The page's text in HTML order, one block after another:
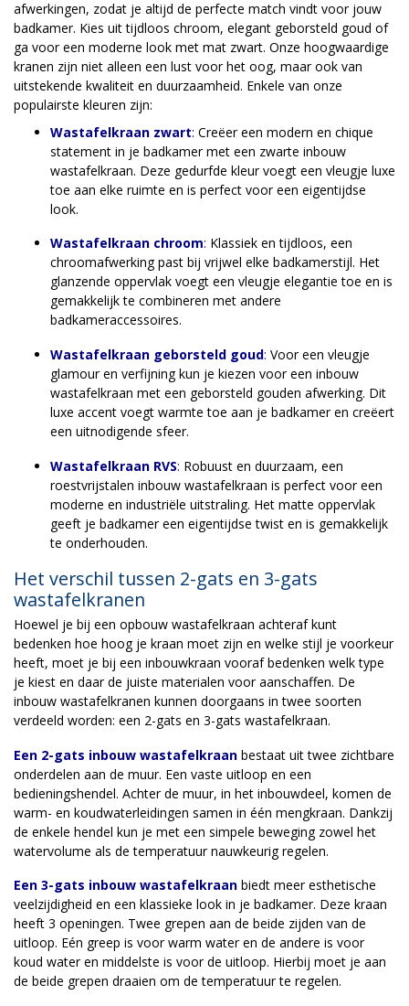
afwerkingen, zodat je altijd de perfecte match vindt voor jouw
badkamer. Kies uit tijdloos chroom, elegant geborsteld goud of
ga voor een moderne look met mat zwart. Onze hoogwaardige
kranen zijn niet alleen een lust voor het oog, maar ook van
uitstekende kwaliteit en duurzaamheid. Enkele van onze
populairste kleuren zijn:
Wastafelkraan zwart: Creëer een modern en chique
statement in je badkamer met een zwarte inbouw
wastafelkraan. Deze gedurfde kleur voegt een vleugje luxe
toe aan elke ruimte en is perfect voor een eigentijdse
look.
Wastafelkraan chroom: Klassiek en tijdloos, een
chroomafwerking past bij vrijwel elke badkamerstijl. Het
glanzende oppervlak voegt een vleugje elegantie toe en is
gemakkelijk te combineren met andere
badkameraccessoires.
Wastafelkraan geborsteld goud: Voor een vleugje
glamour en verfijning kun je kiezen voor een inbouw
wastafelkraan met een geborsteld gouden afwerking. Dit
luxe accent voegt warmte toe aan je badkamer en creëert
een uitnodigende sfeer.
Wastafelkraan RVS: Robuust en duurzaam, een
roestvrijstalen inbouw wastafelkraan is perfect voor een
moderne en industriële uitstraling. Het matte oppervlak
geeft je badkamer een eigentijdse twist en is gemakkelijk
te onderhouden.
Het verschil tussen 2-gats en 3-gats
wastafelkranen
Hoewel je bij een opbouw wastafelkraan achteraf kunt
bedenken hoe hoog je kraan moet zijn en welke stijl je voorkeur
heeft, moet je bij een inbouwkraan vooraf bedenken welk type
je kiest en daar de juiste materialen voor aanschaffen. De
inbouw wastafelkranen kunnen doorgaans in twee soorten
verdeeld worden: een 2-gats en 3-gats wastafelkraan.
Een 2-gats inbouw wastafelkraan bestaat uit twee zichtbare
onderdelen aan de muur. Een vaste uitloop en een
bedieningshendel. Achter de muur, in het inbouwdeel, komen de
warm- en koudwaterleidingen samen in één mengkraan. Dankzij
de enkele hendel kun je met een simpele beweging zowel het
watervolume als de temperatuur nauwkeurig regelen.
Een 3-gats inbouw wastafelkraan biedt meer esthetische
veelzijdigheid en een klassieke look in je badkamer. Deze kraan
heeft 3 openingen. Twee grepen aan de beide zijden van de
uitloop. Eén greep is voor warm water en de andere is voor
koud water en middelste is voor de uitloop. Hierbij moet je aan
de beide grepen draaien om de temperatuur te regelen.